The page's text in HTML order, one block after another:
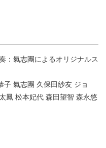
：氣志團によるオリジナルス
氣志團 久保田紗友 ジョ
鳳 松本妃代 森田望智 森永悠